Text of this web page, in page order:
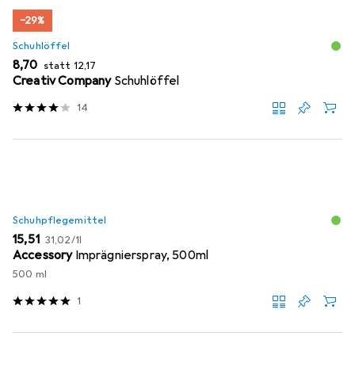
−29%
Schuhlöffel
EUR
8,70 statt EUR
12,17
Creativ Company Schuhlöffel
14
Schuhpflegemittel
EUR
15,51 EUR
31,02/1l
Accessory Imprägnierspray, 500ml
500 ml
1